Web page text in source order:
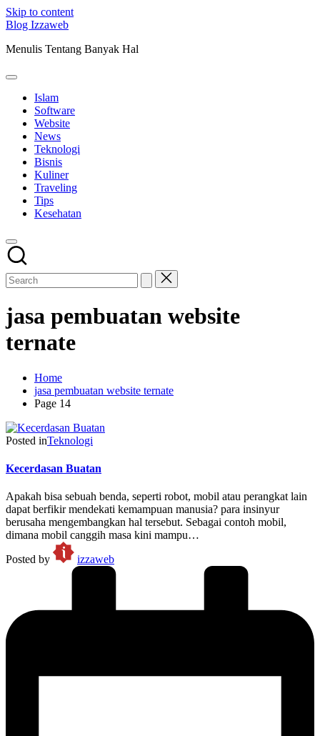
Skip to content
Blog Izzaweb
Menulis Tentang Banyak Hal
Islam
Software
Website
News
Teknologi
Bisnis
Kuliner
Traveling
Tips
Kesehatan
jasa pembuatan website
ternate
Home
jasa pembuatan website ternate
Page 14
Posted inTeknologi
Kecerdasan Buatan
Apakah bisa sebuah benda, seperti robot, mobil atau perangkat lain
dapat berfikir mendekati kemampuan manusia? para insinyur
berusaha mengembangkan hal tersebut. Sebagai contoh mobil,
dimana mobil canggih masa kini mampu…
Posted by
izzaweb